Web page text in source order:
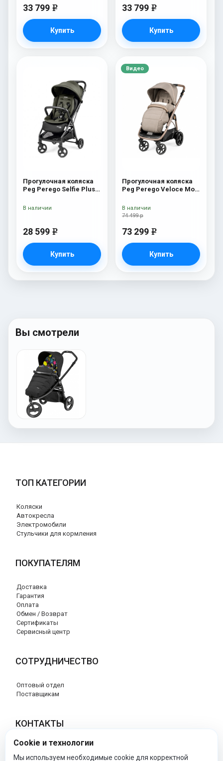
33 799 e
Купить
33 799 e
Купить
Прогулочная коляска
Peg Perego Selfie Plus
28 599 e
Купить
В наличии
Видео
Прогулочная коляска
Peg Perego Veloce Mon
74 499 р
73 299 e
Купить
В наличии
Вы смотрели
ТОП КАТЕГОРИИ
Коляски
Автокресла
Электромобили
Стульчики для кормления
ПОКУПАТЕЛЯМ
Доставка
Гарантия
Оплата
Обмен / Возврат
Сертификаты
Сервисный центр
СОТРУДНИЧЕСТВО
Оптовый отдел
Поставщикам
КОНТАКТЫ
8 (800) 707-17-56
info@peg-perego-market.ru
Cookie и технологии
Мы используем необходимые cookie для корректной